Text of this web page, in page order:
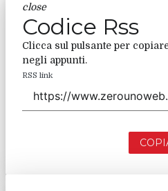
close
Codice Rss
Clicca sul pulsante per
negli appunti.
RSS link